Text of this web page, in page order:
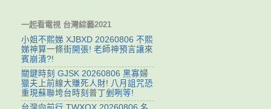
一起看電視 台灣綜藝2021
小姐不熙娣 XJBXD 20260806 不熙
娣神算一條街開張! 老師神預言讓來
賓崩潰?!
關鍵時刻 GJSK 20260806 黑寡婦
獵夫上前線大賺死人財! 八月詛咒恐
重現蘇聯垮台時刻普丁剉咧等!